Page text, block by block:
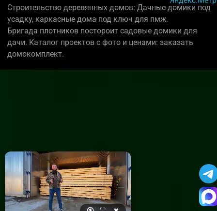
Строительство деревянных домов: Дачные домики под
усадку, каркасные дома под ключ для пмж.
Бригада плотников постороит садовые домики для
дачи. Каталог проектов с фото и ценами: заказать
домокомплект.